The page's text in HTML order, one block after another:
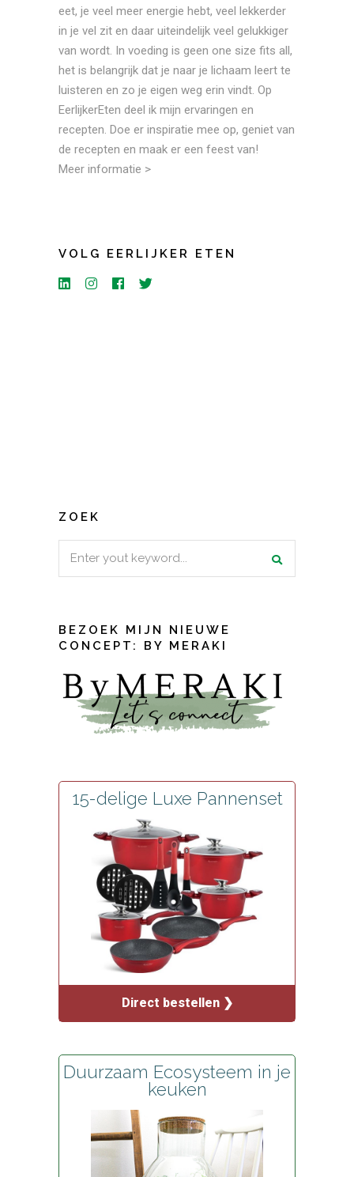
eet, je veel meer energie hebt, veel lekkerder
in je vel zit en daar uiteindelijk veel gelukkiger
van wordt. In voeding is geen one size fits all,
het is belangrijk dat je naar je lichaam leert te
luisteren en zo je eigen weg erin vindt. Op
EerlijkerEten deel ik mijn ervaringen en
recepten. Doe er inspiratie mee op, geniet van
de recepten en maak er een feest van!
Meer informatie >
VOLG EERLIJKER ETEN
ZOEK
BEZOEK MIJN NIEUWE
CONCEPT: BY MERAKI
15-delige Luxe Pannenset
Direct bestellen ❯
Duurzaam Ecosysteem in je
keuken